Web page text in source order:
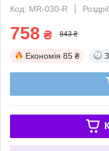
Код: MR-030-R
758 ₴ 843 ₴
Економія 85 ₴